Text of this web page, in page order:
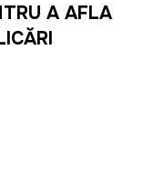
A AFLA